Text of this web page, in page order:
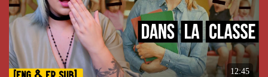
12:45